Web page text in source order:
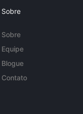
Sobre
Sobre
Equipe
Blogue
Contato